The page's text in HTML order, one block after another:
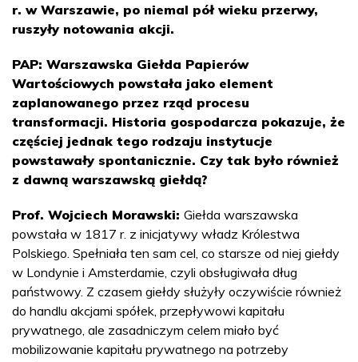
r. w Warszawie, po niemal pół wieku przerwy,
ruszyły notowania akcji.
PAP: Warszawska Giełda Papierów
Wartościowych powstała jako element
zaplanowanego przez rząd procesu
transformacji. Historia gospodarcza pokazuje, że
częściej jednak tego rodzaju instytucje
powstawały spontanicznie. Czy tak było również
z dawną warszawską giełdą?
Prof. Wojciech Morawski: Giełda warszawska
powstała w 1817 r. z inicjatywy władz Królestwa
Polskiego. Spełniała ten sam cel, co starsze od niej giełdy
w Londynie i Amsterdamie, czyli obsługiwała dług
państwowy. Z czasem giełdy służyły oczywiście również
do handlu akcjami spółek, przepływowi kapitału
prywatnego, ale zasadniczym celem miało być
mobilizowanie kapitału prywatnego na potrzeby